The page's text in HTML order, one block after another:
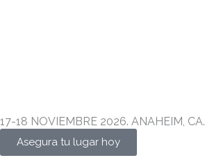
17-18 NOVIEMBRE 2026. ANAHEIM, CA.
Asegura tu lugar hoy